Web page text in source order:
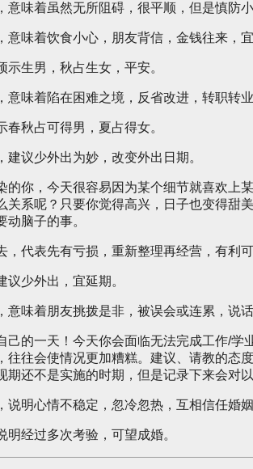
味着虽然无所阻碍，很平顺，但是慎防小
味着饮食小心，朋友背信，金钱往来，宜
生男，秋占生女，平安。
味着陷在困难之境，反省改进，转职转业
秋占可得男，夏占得女。
议少外出为妙，改变外出日期。
的你，今天很容易因为某个细节就喜欢上
关系呢？只要你觉得高兴，日子也变得甜
脑子的事。
代表先有亏损，重新整理再经营，有利可
少外出，宜延期。
味着朋友挑拨是非，被误会或连累，说话
己的一天！今天你会面临无法完成工作/学
往往会使情况更加糟糕。建议、请教的态
还不是实施的时期，但是记录下来会对以
明心情不稳定，忽冷忽热，互相信任婚姻
经过多次考验，可望成婚。